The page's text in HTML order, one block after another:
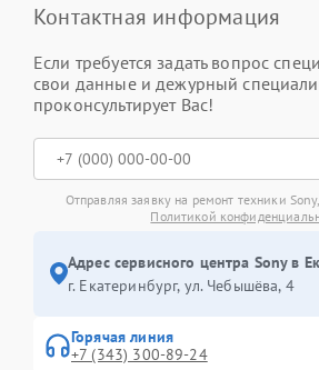
Контактная информация
Если требуется задать вопрос
свои данные и дежурный
проконсультирует Вас!
Отправляя заявку на ремонт техники
Политикой
Адрес сервисного центра Sony в
г. Екатеринбург, ул. Чебышёва, 4
Горячая линия
+7 (343) 300-89-24